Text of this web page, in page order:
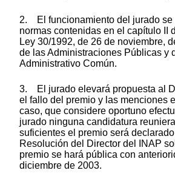
2. El funcionamiento del jurado se
normas contenidas en el capítulo II
Ley 30/1992, de 26 de noviembre,
de las Administraciones Públicas y
Administrativo Común.
3. El jurado elevará propuesta al
el fallo del premio y las menciones
caso, que considere oportuno
jurado ninguna candidatura
suficientes el premio será
Resolución del Director del INAP
premio se hará pública con
diciembre de 2003.